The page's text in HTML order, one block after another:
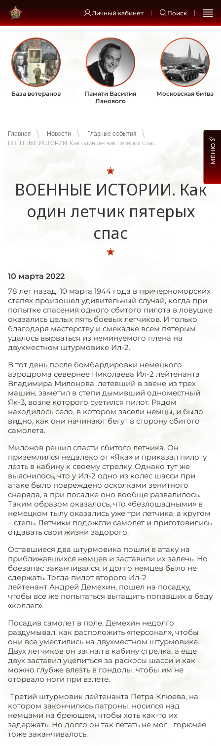
Личный кабинет Поиск
База ветеранов
Памяти Василия
Ланового
Московская битва
Главная Новости
Главные события
ВОЕННЫЕ ИСТОРИИ. Как один летчик пятерых спас
ВОЕННЫЕ ИСТОРИИ. Как
один летчик пятерых
спас
10 марта 2022
78 лет назад, 10 марта 1944 года в причерноморских
степях произошел удивительный случай, когда при
попытке спасения одного сбитого пилота в ловушке
оказались целых пять боевых летчиков. И только
благодаря мастерству и смекалке всем пятерым
удалось вырваться из неминуемого плена на
двухместном штурмовике Ил-2.
В тот день после бомбардировки немецкого
аэродрома севернее Николаева Ил-2 лейтенанта
Владимира Милонова, летевший в звене из трех
машин, заметил в степи дымивший одноместный
Як-3, возле которого суетился пилот. Рядом
находилось село, в котором засели немцы, и было
видно, как они начинают бегут в сторону сбитого
самолета.
Милонов решил спасти сбитого летчика. Он
приземлился недалеко от «Яка» и приказал пилоту
лезть в кабину к своему стрелку. Однако тут же
выяснилось, что у Ил-2 одно из колес шасси при
атаке было повреждено осколками зенитного
снаряда, а при посадке оно вообще развалилось.
Таким образом оказалось, что «безлошадными» в
немецком тылу оказались уже три летчика, а кругом
– степь. Летчики подожгли самолет и приготовились
отдавать свои жизни задорого.
Оставшиеся два штурмовика пошли в атаку на
приближавшихся немцев и заставили их залечь. Но
боезапас заканчивался, и долго немцев было не
сдержать. Тогда пилот второго Ил-2
лейтенант Андрей Демехин, пошел на посадку,
чтобы все же попытаться вытащить попавших в беду
«коллег».
Посадив самолет в поле, Демехин недолго
раздумывал, как расположить «персонал», чтобы
они все уместились на двухместном штурмовике.
Двух летчиков он загнал в кабину стрелка, а еще
двух заставил уцепиться за раскосы шасси и как
можно глубже влезть в гондолы, чтобы им не
оторвало ноги при взлете.
Третий штурмовик лейтенанта Петра Клюева, на
котором закончились патроны, носился над
немцами на бреющем, чтобы хоть как-то их
задержать. Но долго он так летать не мог –горючее
тоже заканчивалось.
МЕНЮ